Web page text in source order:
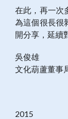
在此，再一次
為這個很長很
開分享，延續
吳俊雄
文化葫蘆董事
2015